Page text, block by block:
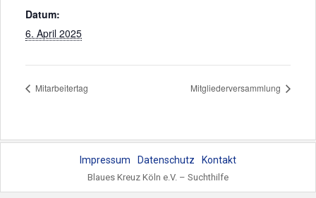
Datum:
6. April 2025
Mitarbeitertag Mitgliederversammlung
Impressum Datenschutz Kontakt
Blaues Kreuz Köln e.V. – Suchthilfe